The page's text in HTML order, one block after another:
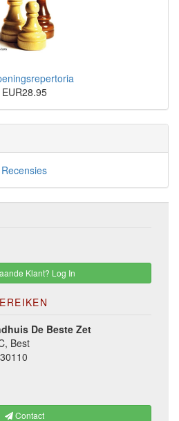
EUR28.95
Recensies
Klant? Log In
De Beste Zet
Best
Contact